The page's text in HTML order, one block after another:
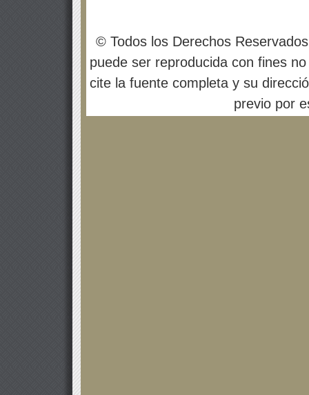
© Todos los Derechos
puede ser reproducida con fines
cite la fuente completa y su
previo por